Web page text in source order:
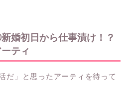
婚初日から仕事漬け！？
ティ
だ」と思ったアーティを待って